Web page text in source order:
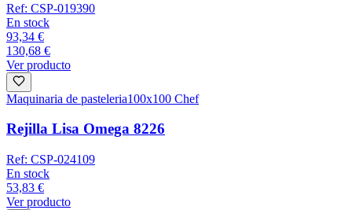
Ref: CSP-019390
En stock
93,34 €
130,68 €
Ver producto
Maquinaria de pasteleria100x100 Chef
Rejilla Lisa Omega 8226
Ref: CSP-024109
En stock
53,83 €
Ver producto